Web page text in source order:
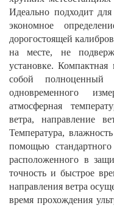
Идеально подходит
экономное
дорогостоящей
на месте, не
установке. Компактная
собой полноценный
одновременного
атмосферная
ветра, направление
Температура,
помощью
расположенного в
точность и быстрое
направления ветра
время прохождения